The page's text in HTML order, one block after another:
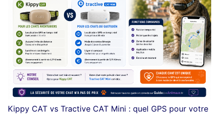
Kippy CAT vs Tractive CAT Mini : quel GPS pour votre